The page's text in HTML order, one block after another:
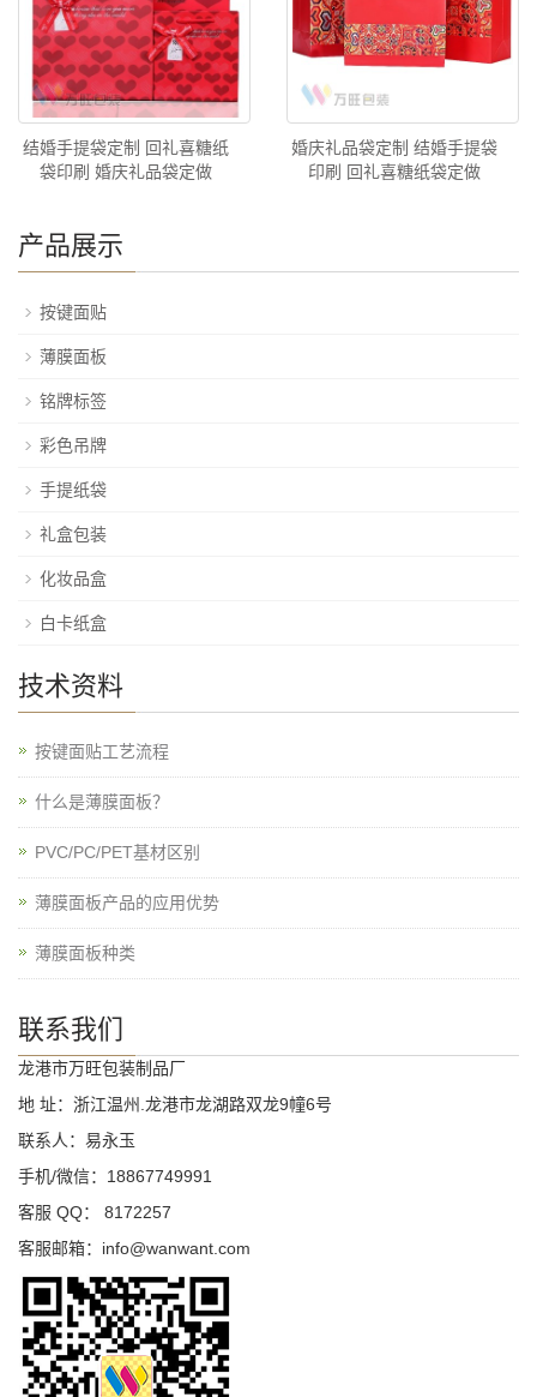
结婚手提袋定制 回礼喜糖纸
袋印刷 婚庆礼品袋定做
婚庆礼品袋定制 结婚手提袋
印刷 回礼喜糖纸袋定做
产品展示
按键面贴
薄膜面板
铭牌标签
彩色吊牌
手提纸袋
礼盒包装
化妆品盒
白卡纸盒
技术资料
按键面贴工艺流程
什么是薄膜面板？
PVC/PC/PET基材区别
薄膜面板产品的应用优势
薄膜面板种类
联系我们
龙港市万旺包装制品厂
地 址：浙江温州.龙港市龙湖路双龙9幢6号
联系人：易永玉
手机/微信：18867749991
客服 QQ： 8172257
客服邮箱：info@wanwant.com